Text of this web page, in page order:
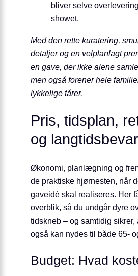
bliver selve
showet.
Med den rette kuratering,
detaljer og en velplanlagt
en gave, der ikke alene
men også forener hele
lykkelige tårer.
Pris, tidsplan,
og
Økonomi, planlægning og
de praktiske hjørnesten, når
gaveidé skal realiseres. Her
overblik, så du undgår dyre
tidskneb – og samtidig sikrer,
også kan nydes til både 65-
Budget: Hvad